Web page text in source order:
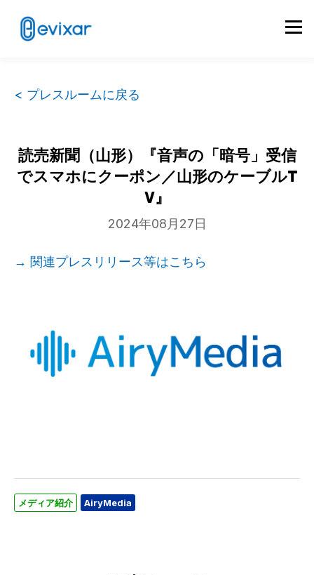
< プレスルームに戻る
読売新聞（山形）『音声の「暗号」受信
でスマホにクーポン／山形のケーブルT
V』
2024年08月27日
→ 関連プレスリリース等はこちら
メディア紹介 AiryMedia